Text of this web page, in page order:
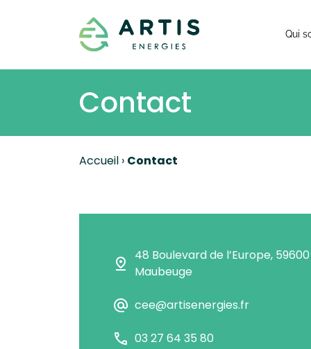
Qui
Contact
Accueil › Contact
pin_drop
48 Boulevard de l’Europe, 59600
Maubeuge
alternate_email cee@artisenergies.fr
call 03 27 64 35 80